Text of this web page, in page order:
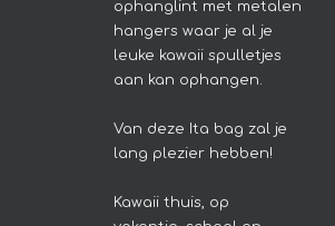
ophanglint met metalen
hangers waar je al je
leuke kawaii spulletjes
aan kan ophangen.
Van deze Ita bag zal je
lang plezier hebben!
Kawaii thuis, op